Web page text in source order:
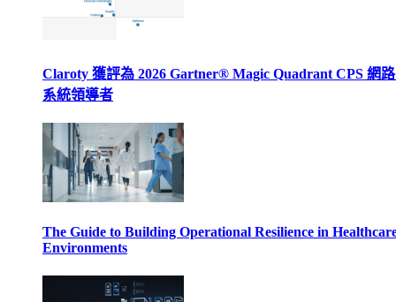
Claroty 獲評為 2026 Gartner® Magic Quadrant CPS 網
系統領導者
The Guide to Building Operational Resilience in
Environments